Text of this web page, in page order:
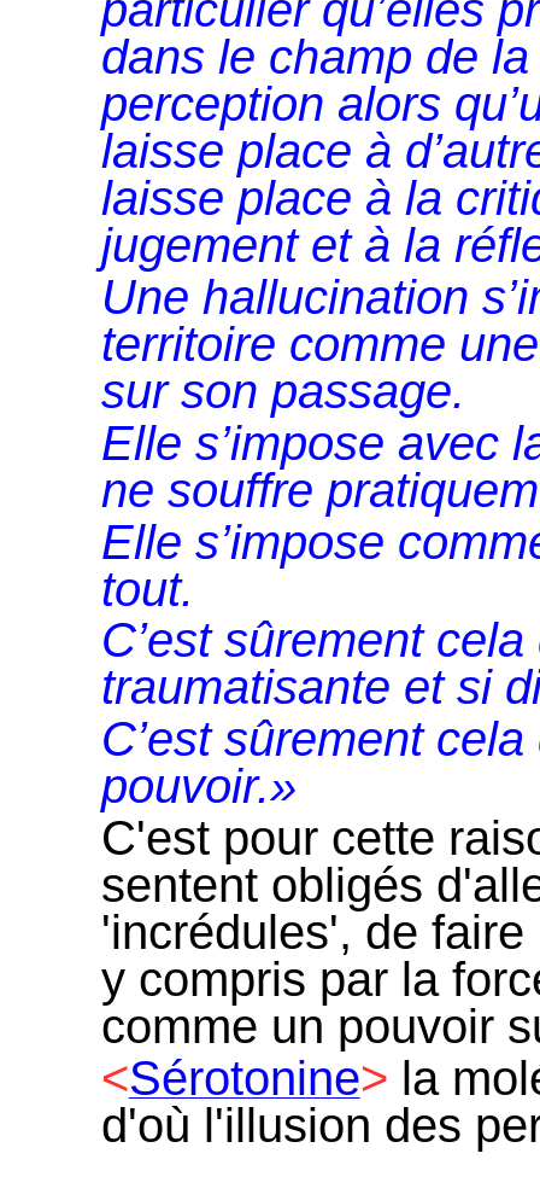
dans le champ de
perception alors
laisse place à
laisse place à la
jugement et à la
Une hallucination
territoire comme
sur son passage.
Elle s’impose avec
ne souffre
Elle s’impose
tout.
C’est sûrement
traumatisante et si
C’est sûrement
pouvoir.»
C'est pour cette
sentent obligés
'incrédules', de
y compris par la
comme un pouvoir
<Sérotonine> la
d'où l'illusion des